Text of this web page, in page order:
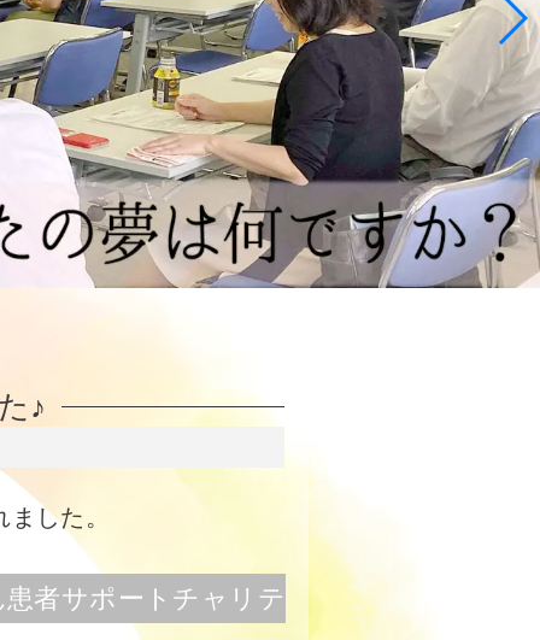
♪
した。
者サポートチャリテ